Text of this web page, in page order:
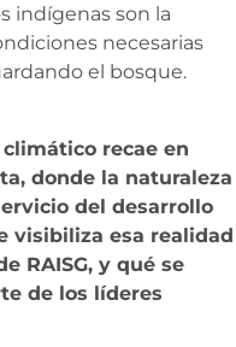
indígenas son la
necesarias
el bosque.
recae en
donde la naturaleza
del desarrollo
visibiliza esa realidad
RAISG, y qué se
de los líderes